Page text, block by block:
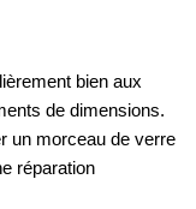
bien aux
de dimensions.
un morceau de verre
réparation